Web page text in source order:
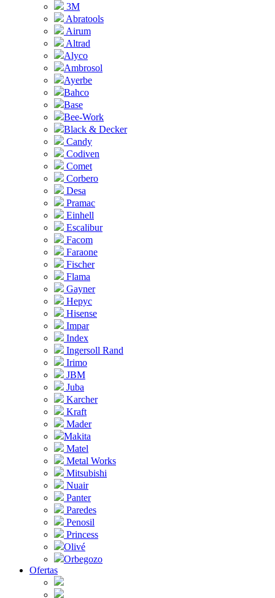
3M
Abratools
Airum
Altrad
Alyco
Ambrosol
Ayerbe
Bahco
Base
Bee-Work
Black & Decker
Candy
Codiven
Comet
Corbero
Desa
Pramac
Einhell
Escalibur
Facom
Faraone
Fischer
Flama
Gayner
Hepyc
Hisense
Impar
Index
Ingersoll Rand
Irimo
JBM
Juba
Karcher
Kraft
Mader
Makita
Matel
Metal Works
Mitsubishi
Nuair
Panter
Paredes
Penosil
Princess
Olivé
Orbegozo
Ofertas